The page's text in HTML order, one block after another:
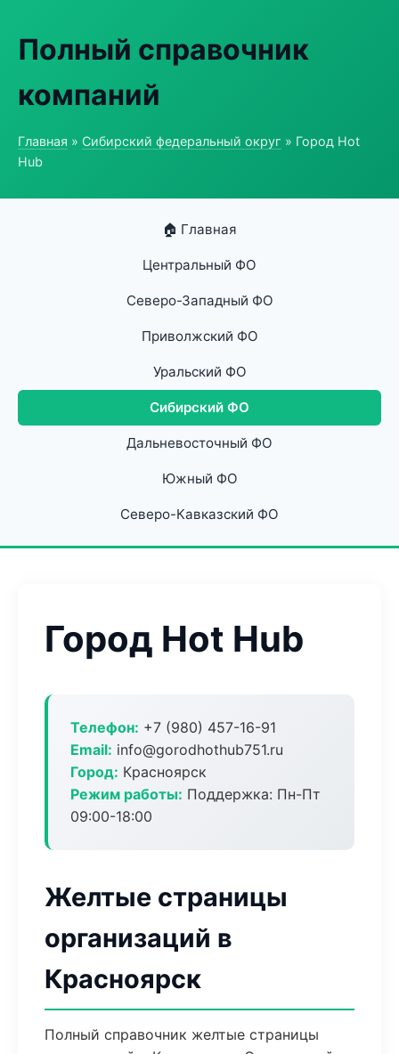
Полный справочник
компаний
Главная » Сибирский федеральный округ » Город Hot
Hub
🏠 Главная
Центральный ФО
Северо-Западный ФО
Приволжский ФО
Уральский ФО
Сибирский ФО
Дальневосточный ФО
Южный ФО
Северо-Кавказский ФО
Город Hot Hub
Телефон: +7 (980) 457-16-91
Email: info@gorodhothub751.ru
Город: Красноярск
Режим работы: Поддержка: Пн-Пт
09:00-18:00
Желтые страницы
организаций в
Красноярск
Полный справочник желтые страницы